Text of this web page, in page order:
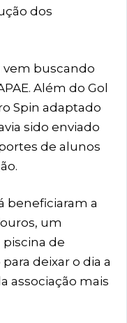
dos
vem buscando
Além do Gol
Spin adaptado
sido enviado
de alunos
beneficiaram a
um
piscina de
deixar o dia a
associação mais